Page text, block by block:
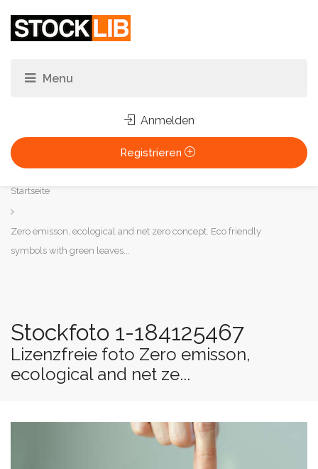
Anmelden
Registrieren
Sie
sind
hier:
Startseite
Zero emisson, ecological and net zero concept. Eco friendly
symbols with green leaves...
Stockfoto 1-184125467
Lizenzfreie foto Zero emisson,
ecological and net ze...